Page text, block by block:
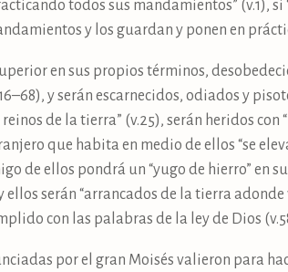
todos sus mandamientos” (v.1),
y los guardan y ponen en
en sus propios términos,
y serán escarnecidos, odiados y
de la tierra” (v.25), serán heridos con
que habita en medio de ellos “se
de ellos pondrá un “yugo de hierro” en
serán “arrancados de la tierra adonde
con las palabras de la ley de Dios
por el gran Moisés valieron para